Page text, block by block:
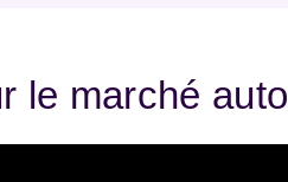
le marché auto